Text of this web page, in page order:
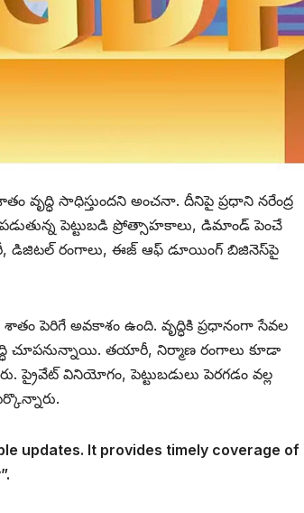
వృద్ధి సాధిస్తుందని అంచనా. దీనిపై ప్రధాని నరేంద్ర
పెట్టుబడి ప్రోత్సాహకాలు, డిమాండ్ పెంచే
డిజిటల్ రంగాలు, ఈజ్ ఆఫ్ డూయింగ్ బిజినెస్‌పై
పెరిగే అవకాశం ఉంది. వృద్ధికి ప్రధానంగా సేవల
చూపనున్నాయి. తయారీ, నిర్మాణ రంగాలు కూడా
ప్రైవేట్ వినియోగం, పెట్టుబడులు పెరగడం వల్ల
updates. It provides timely coverage of